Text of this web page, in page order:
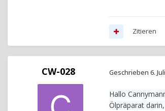
Zitieren
CW-028 Geschrieben 6. Juli
Hallo
Ölpräparat